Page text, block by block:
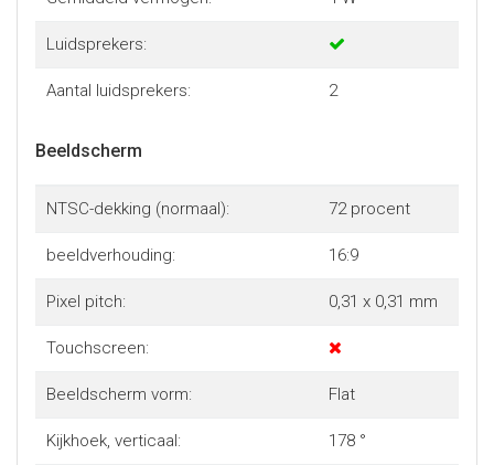
Luidsprekers:
Aantal luidsprekers: 2
Beeldscherm
NTSC-dekking (normaal): 72 procent
beeldverhouding: 16:9
Pixel pitch: 0,31 x 0,31 mm
Touchscreen:
Beeldscherm vorm: Flat
Kijkhoek, verticaal: 178 °